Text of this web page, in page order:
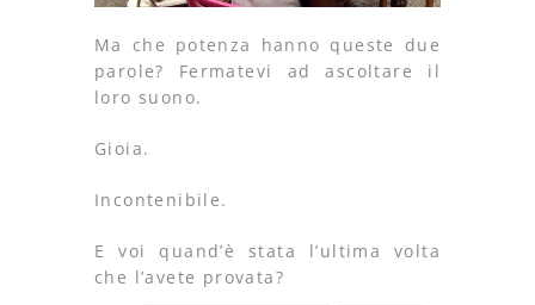
Ma che potenza hanno queste due
parole? Fermatevi ad ascoltare il
loro suono.
Gioia.
Incontenibile.
E voi quand’è stata l’ultima volta
che l’avete provata?